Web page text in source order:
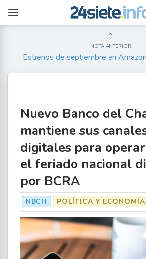
NOTA ANTERIOR
Estrenos de septiembre en
Nuevo Banco del
mantiene sus
digitales para
el feriado nacional
por BCRA
NBCH POLÍTICA Y ECONOMÍA